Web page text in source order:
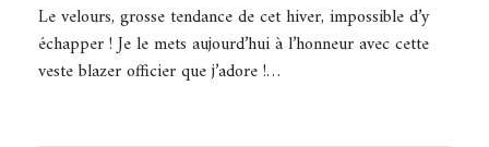
Le velours, grosse tendance de cet hiver, impossible d’y
échapper ! Je le mets aujourd’hui à l’honneur avec cette
veste blazer officier que j’adore !…